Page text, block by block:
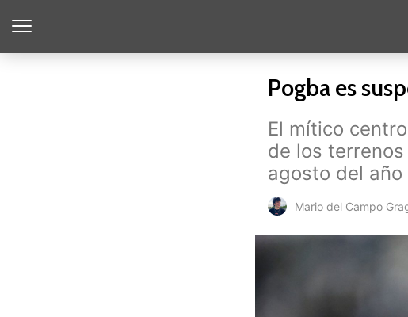
Pogba es
El mítico
de los
agosto del año
Mario del Campo